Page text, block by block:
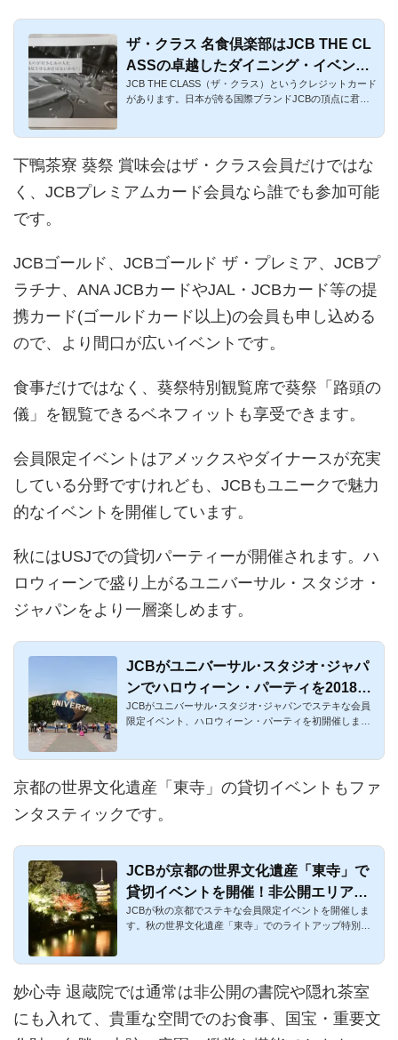
ザ・クラス 名食倶楽部はJCB THE CL
ASSの卓越したダイニング・イベン
ト！
JCB THE CLASS（ザ・クラス）というクレジットカード
があります。日本が誇る国際ブランドJCBの頂点に君臨
下鴨茶寮 葵祭 賞味会はザ・クラス会員だけではな
く、JCBプレミアムカード会員なら誰でも参加可能
です。
JCBゴールド、JCBゴールド ザ・プレミア、JCBプ
ラチナ、ANA JCBカードやJAL・JCBカード等の提
携カード(ゴールドカード以上)の会員も申し込める
ので、より間口が広いイベントです。
食事だけではなく、葵祭特別観覧席で葵祭「路頭の
儀」を観覧できるベネフィットも享受できます。
会員限定イベントはアメックスやダイナースが充実
している分野ですけれども、JCBもユニークで魅力
的なイベントを開催しています。
秋にはUSJでの貸切パーティーが開催されます。ハ
ロウィーンで盛り上がるユニバーサル・スタジオ・
ジャパンをより一層楽しめます。
JCBがユニバーサル･スタジオ･ジャパ
ンでハロウィーン・パーティを2018年
に初開催！ショーと飲み食べ放題！
JCBがユニバーサル･スタジオ･ジャパンでステキな会員
限定イベント、ハロウィーン・パーティを初開催しま
京都の世界文化遺産「東寺」の貸切イベントもファ
ンタスティックです。
JCBが京都の世界文化遺産「東寺」で
貸切イベントを開催！非公開エリアの
鑑賞・ライトアップ・お弁当・コンサ
ートと充実！
JCBが秋の京都でステキな会員限定イベントを開催しま
す。秋の世界文化遺産「東寺」でのライトアップ特別プ
妙心寺 退蔵院では通常は非公開の書院や隠れ茶室
にも入れて、貴重な空間でのお食事、国宝・重要文